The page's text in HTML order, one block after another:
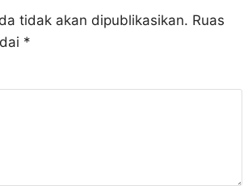
tidak akan dipublikasikan. Ruas
*